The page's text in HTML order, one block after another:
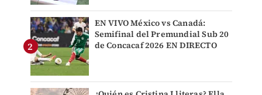
EN VIVO México vs Canadá:
Semifinal del Premundial Sub 20
de Concacaf 2026 EN DIRECTO